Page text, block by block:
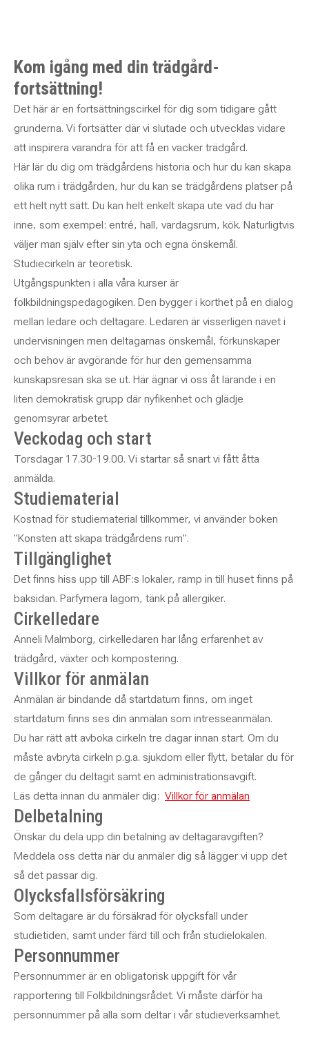
Kom igång med din trädgård-
fortsättning!
Det här är en fortsättningscirkel för dig som tidigare gått
grunderna. Vi fortsätter där vi slutade och utvecklas vidare
att inspirera varandra för att få en vacker trädgård.
Här lär du dig om trädgårdens historia och hur du kan skapa
olika rum i trädgården, hur du kan se trädgårdens platser på
ett helt nytt sätt. Du kan helt enkelt skapa ute vad du har
inne, som exempel: entré, hall, vardagsrum, kök. Naturligtvis
väljer man själv efter sin yta och egna önskemål.
Studiecirkeln är teoretisk.
Utgångspunkten i alla våra kurser är
folkbildningspedagogiken. Den bygger i korthet på en dialog
mellan ledare och deltagare. Ledaren är visserligen navet i
undervisningen men deltagarnas önskemål, förkunskaper
och behov är avgörande för hur den gemensamma
kunskapsresan ska se ut. Här ägnar vi oss åt lärande i en
liten demokratisk grupp där nyfikenhet och glädje
genomsyrar arbetet.
Veckodag och start
Torsdagar 17.30-19.00. Vi startar så snart vi fått åtta
anmälda.
Studiematerial
Kostnad för studiematerial tillkommer, vi använder boken
"Konsten att skapa trädgårdens rum".
Tillgänglighet
Det finns hiss upp till ABF:s lokaler, ramp in till huset finns på
baksidan. Parfymera lagom, tänk på allergiker.
Cirkelledare
Anneli Malmborg, cirkelledaren har lång erfarenhet av
trädgård, växter och kompostering.
Villkor för anmälan
Anmälan är bindande då startdatum finns, om inget
startdatum finns ses din anmälan som intresseanmälan.
Du har rätt att avboka cirkeln tre dagar innan start. Om du
måste avbryta cirkeln p.g.a. sjukdom eller flytt, betalar du för
de gånger du deltagit samt en administrationsavgift.
Läs detta innan du anmäler dig: Villkor för anmälan
Delbetalning
Önskar du dela upp din betalning av deltagaravgiften?
Meddela oss detta när du anmäler dig så lägger vi upp det
så det passar dig.
Olycksfallsförsäkring
Som deltagare är du försäkrad för olycksfall under
studietiden, samt under färd till och från studielokalen.
Personnummer
Personnummer är en obligatorisk uppgift för vår
rapportering till Folkbildningsrådet. Vi måste därför ha
personnummer på alla som deltar i vår studieverksamhet.